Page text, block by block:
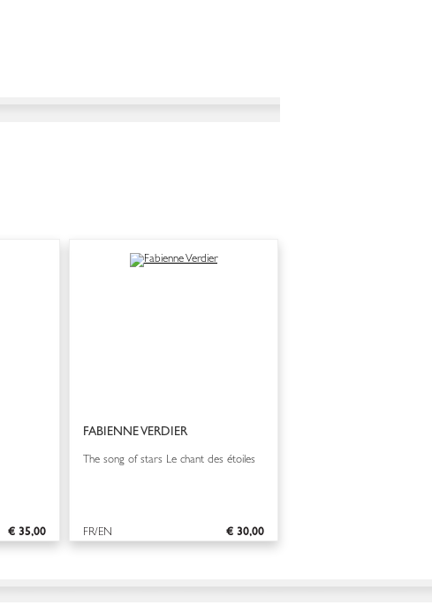
€ 35,00
FABIENNE VERDIER
The song of stars Le chant des étoiles
€ 30,00
FR/EN